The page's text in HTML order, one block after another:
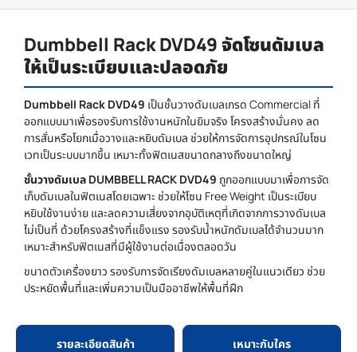
Dumbbell Rack DVD49 จัดโซนดัมเบล
ให้เป็นระเบียบและปลอดภัย
Dumbbell Rack DVD49 เป็นชั้นวางดัมเบลเกรด Commercial ที่
ออกแบบมาเพื่อรองรับการใช้งานหนักในยิมจริง โครงสร้างมั่นคง ลด
การสั่นหรือโยกเมื่อวางและหยิบดัมเบล ช่วยให้การจัดการอุปกรณ์ในโซน
เวทเป็นระบบมากขึ้น เหมาะทั้งฟิตเนสขนาดกลางถึงขนาดใหญ่
ชั้นวางดัมเบล DUMBBELL RACK DVD49 ถูกออกแบบมาเพื่อการจัด
เก็บดัมเบลในฟิตเนสโดยเฉพาะ ช่วยให้โซน Free Weight เป็นระเบียบ
หยิบใช้งานง่าย และลดความเสี่ยงจากอุบัติเหตุที่เกิดจากการวางดัมเบล
ไม่เป็นที่ ด้วยโครงสร้างที่แข็งแรง รองรับน้ำหนักดัมเบลได้จำนวนมาก
เหมาะสำหรับฟิตเนสที่มีผู้ใช้งานต่อเนื่องตลอดวัน
ขนาดตัวเครื่องยาว รองรับการจัดเรียงดัมเบลหลายคู่ในแนวเดียว ช่วย
ประหยัดพื้นที่และเพิ่มความเป็นมืออาชีพให้พื้นที่ฝึก
รายละเอียดสินค้า เหมาะกับใคร